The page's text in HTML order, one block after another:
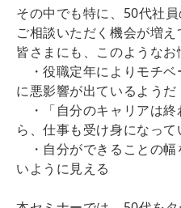
その中でも特に、50代社
ご相談いただく機会が増え
皆さまにも、このようなお
・役職定年によりモチベ
に悪影響が出ているようだ
・「自分のキャリアは
ら、仕事も受け身になっ
・自分ができることの幅
いように見える